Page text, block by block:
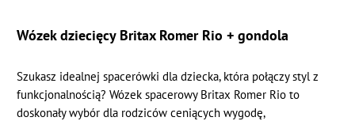
Wózek dziecięcy Britax Romer Rio + gondola
Szukasz idealnej spacerówki dla dziecka, która połączy styl z
funkcjonalnością? Wózek spacerowy Britax Romer Rio to
doskonały wybór dla rodziców ceniących wygodę,